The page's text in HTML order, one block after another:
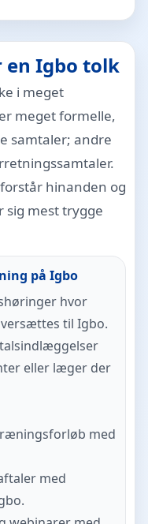
en Igbo tolk
i meget
meget formelle,
samtaler; andre
hinanden og
sig mest trygge
på Igbo
hvor
til Igbo.
eller læger der
med
med